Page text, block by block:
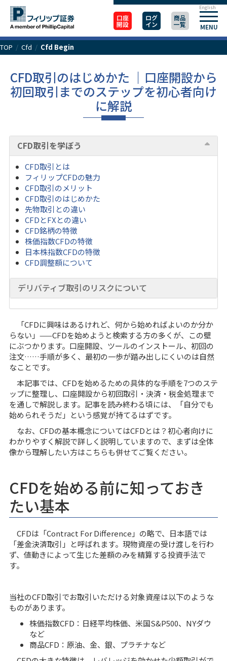
口座
開設
ログ
イン
商品
一覧 MENU
English
TOP / Cfd / Cfd Begin
CFD取引のはじめかた ｜口座開設から
初回取引までのステップを初心者向け
に解説
CFD取引を学ぼう
CFD取引とは
フィリップCFDの魅力
CFD取引のメリット
CFD取引のはじめかた
先物取引との違い
CFDとFXとの違い
CFD銘柄の特徴
株価指数CFDの特徴
日本株指数CFDの特徴
CFD調整額について
デリバティブ取引のリスクについて
「CFDに興味はあるけれど、何から始めればよいのか分か
らない」——CFDを始めようと検索する方の多くが、この壁
にぶつかります。口座開設、ツールのインストール、初回の
注文……手順が多く、最初の一歩が踏み出しにくいのは自然
なことです。
本記事では、CFDを始めるための具体的な手順を7つのステ
ップに整理し、口座開設から初回取引・決済・税金処理まで
を通しで解説します。記事を読み終わる頃には、「自分でも
始められそうだ」という感覚が持てるはずです。
なお、CFDの基本概念についてはCFDとは？初心者向けに
わかりやすく解説で詳しく説明していますので、まずは全体
像から理解したい方はこちらも併せてご覧ください。
CFDを始める前に知っておき
たい基本
CFDは「Contract For Difference」の略で、日本語では
「差金決済取引」と呼ばれます。現物資産の受け渡しを行わ
ず、値動きによって生じた差額のみを精算する投資手法で
す。
当社のCFD取引でお取引いただける対象資産は以下のような
ものがあります。
株価指数CFD：日経平均株価、米国S&P500、NYダウ
など
商品CFD：原油、金、銀、プラチナなど